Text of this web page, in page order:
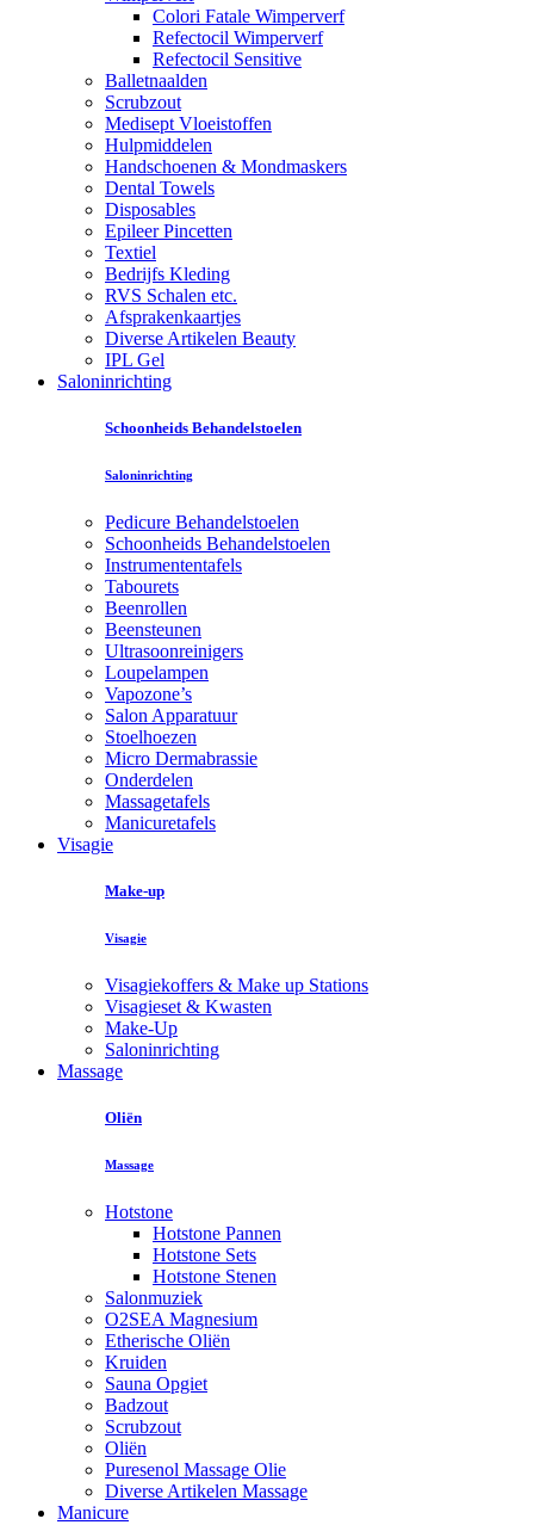
Colori Fatale Wimperverf
Refectocil Wimperverf
Refectocil Sensitive
Balletnaalden
Scrubzout
Medisept Vloeistoffen
Hulpmiddelen
Handschoenen & Mondmaskers
Dental Towels
Disposables
Epileer Pincetten
Textiel
Bedrijfs Kleding
RVS Schalen etc.
Afsprakenkaartjes
Diverse Artikelen Beauty
IPL Gel
Saloninrichting
Schoonheids Behandelstoelen
Saloninrichting
Pedicure Behandelstoelen
Schoonheids Behandelstoelen
Instrumententafels
Tabourets
Beenrollen
Beensteunen
Ultrasoonreinigers
Loupelampen
Vapozone’s
Salon Apparatuur
Stoelhoezen
Micro Dermabrassie
Onderdelen
Massagetafels
Manicuretafels
Visagie
Make-up
Visagie
Visagiekoffers & Make up Stations
Visagieset & Kwasten
Make-Up
Saloninrichting
Massage
Oliën
Massage
Hotstone
Hotstone Pannen
Hotstone Sets
Hotstone Stenen
Salonmuziek
O2SEA Magnesium
Etherische Oliën
Kruiden
Sauna Opgiet
Badzout
Scrubzout
Oliën
Puresenol Massage Olie
Diverse Artikelen Massage
Manicure